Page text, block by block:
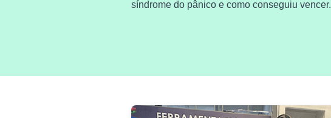
síndrome do pânico e como conseguiu vencer.